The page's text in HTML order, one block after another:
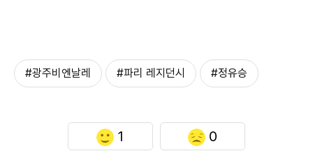
#광주비엔날레 #파리 레지던시 #정유승
1 0